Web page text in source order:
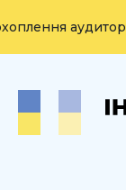
аудиторії